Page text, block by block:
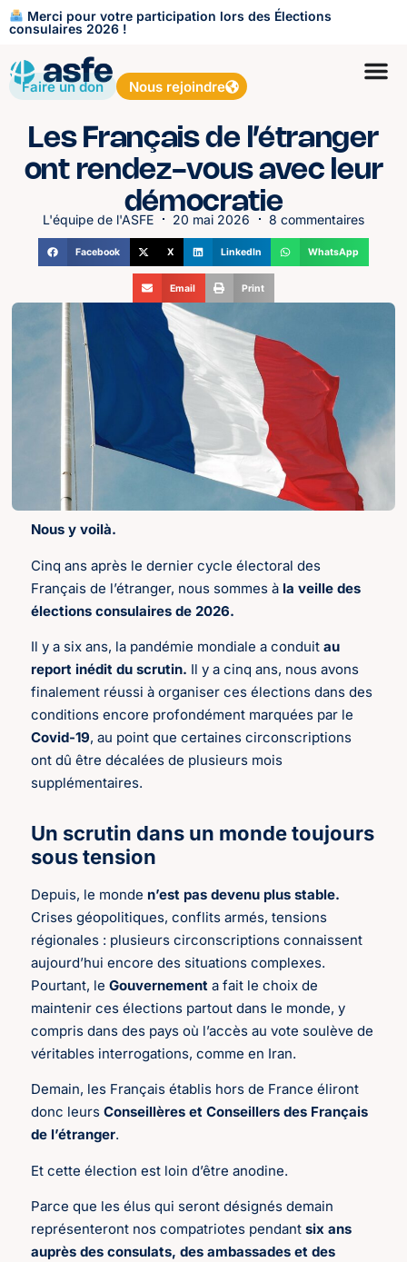
Merci pour votre participation lors des Élections
consulaires 2026 !
Faire un don Nous rejoindre
Les Français de l’étranger
ont rendez-vous avec leur
démocratie
L'équipe de l'ASFE 20 mai 2026 8 commentaires
Facebook X LinkedIn WhatsApp
Email Print
Nous y voilà.
Cinq ans après le dernier cycle électoral des
Français de l’étranger, nous sommes à la veille des
élections consulaires de 2026.
Il y a six ans, la pandémie mondiale a conduitau
report inédit du scrutin. Il y a cinq ans, nous avons
finalement réussi à organiser ces élections dans des
conditions encore profondément marquées par le
Covid-19, au point que certaines circonscriptions
ont dû être décalées de plusieurs mois
supplémentaires.
Un scrutin dans un monde toujours
sous tension
Depuis, le monde n’est pas devenu plus stable.
Crises géopolitiques, conflits armés, tensions
régionales : plusieurs circonscriptions connaissent
aujourd’hui encore des situations complexes.
Pourtant, leGouvernement a fait le choix de
maintenir ces élections partout dans le monde, y
compris dans des pays où l’accès au vote soulève de
véritables interrogations, comme en Iran.
Demain, les Français établis hors de France éliront
donc leursConseillères et Conseillers des Français
de l’étranger.
Et cette élection est loin d’être anodine.
Parce que les élus qui seront désignés demain
représenteront nos compatriotes pendantsix ans
auprès des consulats, des ambassades et des